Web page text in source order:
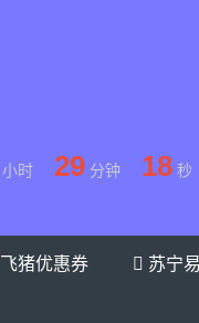
小时 29 分钟 18 秒
飞猪优惠券 苏宁